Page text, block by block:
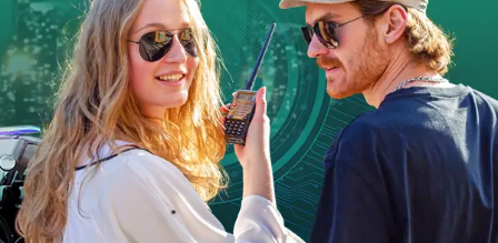
ES
FR UK
IE
IT
NL
Tickets buchen
Gutscheine bestellen